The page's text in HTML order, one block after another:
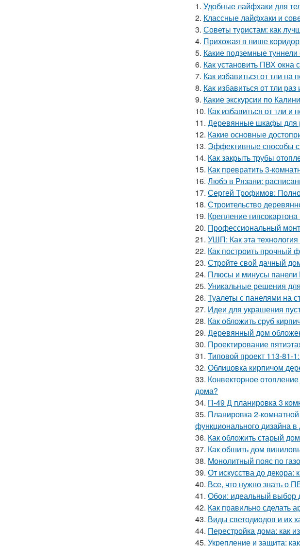
1. Удобные лайфхаки для
2. Классные лайфхаки и
3. Советы туристам: как
4. Прихожая в нише
5. Какие подземные туннели
6. Как установить ПВХ окна
7. Как избавиться от тли
8. Как избавиться от тли
9. Какие экскурсии по
10. Как избавиться от тли
11. Деревянные шкафы для
12. Какие основные
13. Эффективные способы
14. Как закрыть трубы
15. Как превратить 3-
16. Любэ в Рязани:
17. Сергей Трофимов:
18. Строительство
19. Крепление
20. Профессиональный
21. УШП: Как эта
22. Как построить прочный
23. Стройте свой дачный
24. Плюсы и минусы панели
25. Уникальные решения
26. Туалеты с панелями на
27. Идеи для украшения
28. Как обложить сруб
29. Деревянный дом
30. Проектирование
31. Типовой проект 113-81-
32. Облицовка кирпичом
33. Конвекторное
дома?
34. П-49 Д планировка 3
35. Планировка 2-
функционального дизайна
36. Как обложить старый
37. Как обшить дом
38. Монолитный пояс по
39. От искусства до декора:
40. Все, что нужно знать о
41. Обои: идеальный выбор
42. Как правильно сделать
43. Виды светодиодов и их
44. Перестройка дома: как
45. Укрепление и защита: